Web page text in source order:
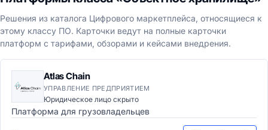
Решения из каталога Цифрового маркетплейса, относящиеся к
этому классу ПО. Карточки ведут на полные карточки
платформ с тарифами, обзорами и кейсами внедрения.
Atlas Chain
УПРАВЛЕНИЕ ПРЕДПРИЯТИЕМ
Юридическое лицо скрыто
Платформа для грузовладельцев